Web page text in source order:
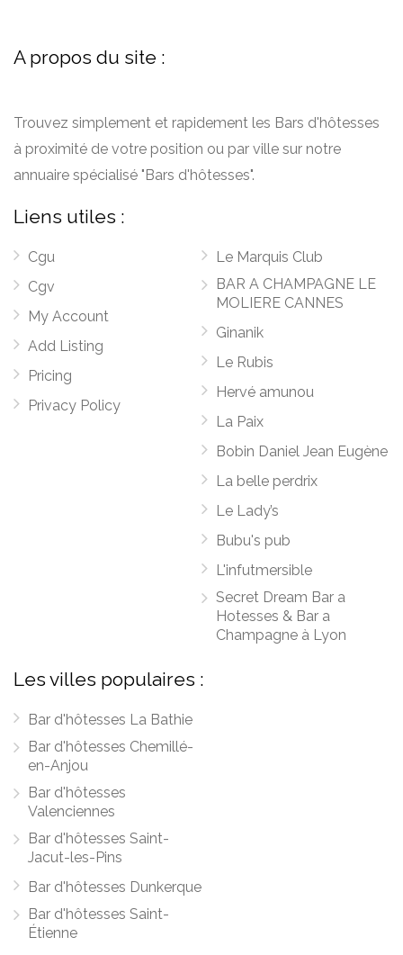
A propos du site :
Trouvez simplement et rapidement les Bars d'hôtesses
à proximité de votre position ou par ville sur notre
annuaire spécialisé "Bars d'hôtesses".
Liens utiles :
Cgu
Cgv
My Account
Add Listing
Pricing
Privacy Policy
Le Marquis Club
BAR A CHAMPAGNE LE
MOLIERE CANNES
Ginanik
Le Rubis
Hervé amunou
La Paix
Bobin Daniel Jean Eugène
La belle perdrix
Le Lady’s
Bubu's pub
L'infutmersible
Secret Dream Bar a
Hotesses & Bar a
Champagne à Lyon
Les villes populaires :
Bar d'hôtesses La Bathie
Bar d'hôtesses Chemillé-
en-Anjou
Bar d'hôtesses
Valenciennes
Bar d'hôtesses Saint-
Jacut-les-Pins
Bar d'hôtesses Dunkerque
Bar d'hôtesses Saint-
Étienne